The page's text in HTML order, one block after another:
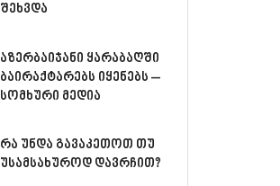
შეხვდა
აზერბაიჯანი ყარაბაღში
ბაირაქტარებს იყენებს –
სომხური მედია
რა უნდა გავაკეთოთ თუ
უსამსახუროდ დავრჩით?